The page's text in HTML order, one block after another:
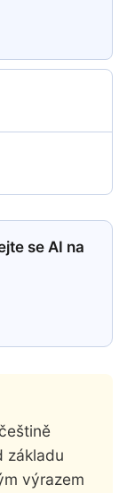
se AI na
základu
výrazem